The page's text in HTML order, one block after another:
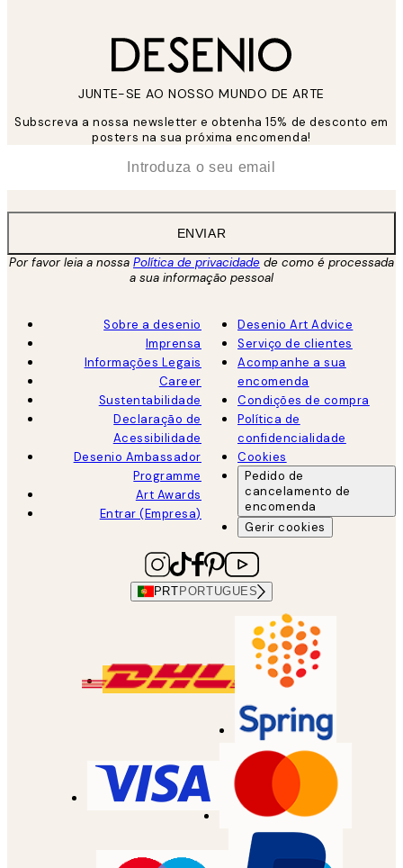
JUNTE-SE AO NOSSO MUNDO DE ARTE
Subscreva a nossa newsletter e obtenha 15% de desconto em
posters na sua próxima encomenda!
ENVIAR
Por favor leia a nossa Política de privacidade de como é processada
a sua informação pessoal
Sobre a desenio
Imprensa
Informações Legais
Career
Sustentabilidade
Declaração de
Acessibilidade
Desenio Ambassador
Programme
Art Awards
Entrar (Empresa)
Desenio Art Advice
Serviço de clientes
Acompanhe a sua
encomenda
Condições de compra
Política de
confidencialidade
Cookies
Pedido de
cancelamento de
encomenda
Gerir cookies
PRT PORTUGUES